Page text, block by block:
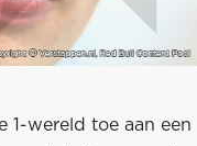
1-wereld toe aan een